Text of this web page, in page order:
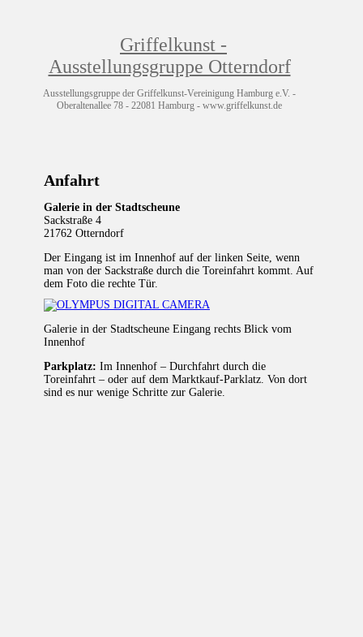
Griffelkunst -
Ausstellungsgruppe Otterndorf
Ausstellungsgruppe der Griffelkunst-Vereinigung Hamburg e.V. -
Oberaltenallee 78 - 22081 Hamburg - www.griffelkunst.de
Anfahrt
Galerie in der Stadtscheune
Sackstraße 4
21762 Otterndorf
Der Eingang ist im Innenhof auf der linken Seite, wenn
man von der Sackstraße durch die Toreinfahrt kommt. Auf
dem Foto die rechte Tür.
Galerie in der Stadtscheune Eingang rechts Blick vom
Innenhof
Parkplatz: Im Innenhof – Durchfahrt durch die
Toreinfahrt – oder auf dem Marktkauf-Parklatz. Von dort
sind es nur wenige Schritte zur Galerie.